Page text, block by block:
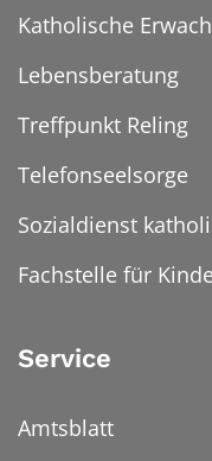
Katholische
Lebensberatung
Treffpunkt Reling
Telefonseelsorge
Sozialdienst
Fachstelle für
Service
Amtsblatt